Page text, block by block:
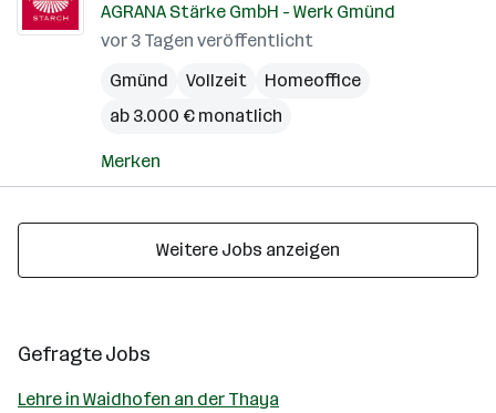
AGRANA Stärke GmbH - Werk Gmünd
vor 3 Tagen veröffentlicht
Gmünd
Vollzeit
Homeoffice
ab 3.000 € monatlich
Merken
Weitere Jobs anzeigen
Gefragte Jobs
Lehre in Waidhofen an der Thaya